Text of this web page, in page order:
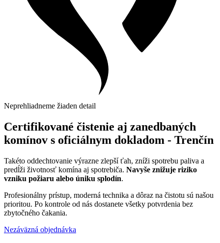
Neprehliadneme žiaden detail
Certifikované čistenie aj zanedbaných
komínov s oficiálnym dokladom - Trenčín
Takéto oddechtovanie výrazne zlepší ťah, zníži spotrebu paliva a
predĺži životnosť komína aj spotrebiča. Navyše znižuje riziko
vzniku požiaru alebo úniku splodín.
Profesionálny prístup, moderná technika a dôraz na čistotu sú našou
prioritou. Po kontrole od nás dostanete všetky potvrdenia bez
zbytočného čakania.
Nezáväzná objednávka